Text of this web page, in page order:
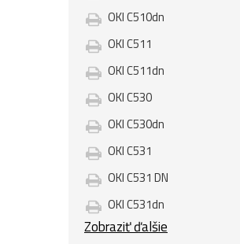
OKI C510dn
OKI C511
OKI C511dn
OKI C530
OKI C530dn
OKI C531
OKI C531 DN
OKI C531dn
Zobraziť ďalšie